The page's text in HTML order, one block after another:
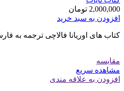
2,000,000 تومان
افزودن به سبد خرید
کتاب های اوریانا فالاچی ترجمه به
مقایسه
مشاهده سریع
افزودن به علاقه مندی